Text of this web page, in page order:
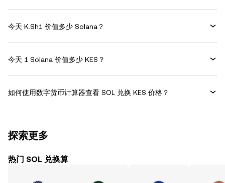
今天 K.Sh1 价值多少 Solana？
今天 1 Solana 价值多少 KES？
如何使用数字货币计算器查看 SOL 兑换 KES 价格？
探索更多
热门 SOL 兑换算